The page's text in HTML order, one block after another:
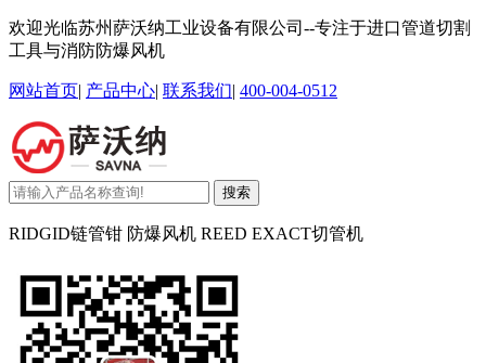
欢迎光临苏州萨沃纳工业设备有限公司--专注于进口管道切割
工具与消防防爆风机
网站首页| 产品中心| 联系我们| 400-004-0512
搜索
RIDGID链管钳 防爆风机 REED EXACT切管机